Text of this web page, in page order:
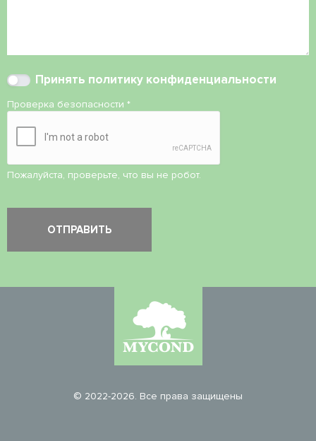
Принять политику конфиденциальности
Проверка безопасности *
Пожалуйста, проверьте, что вы не робот.
© 2022-2026. Все права защищены